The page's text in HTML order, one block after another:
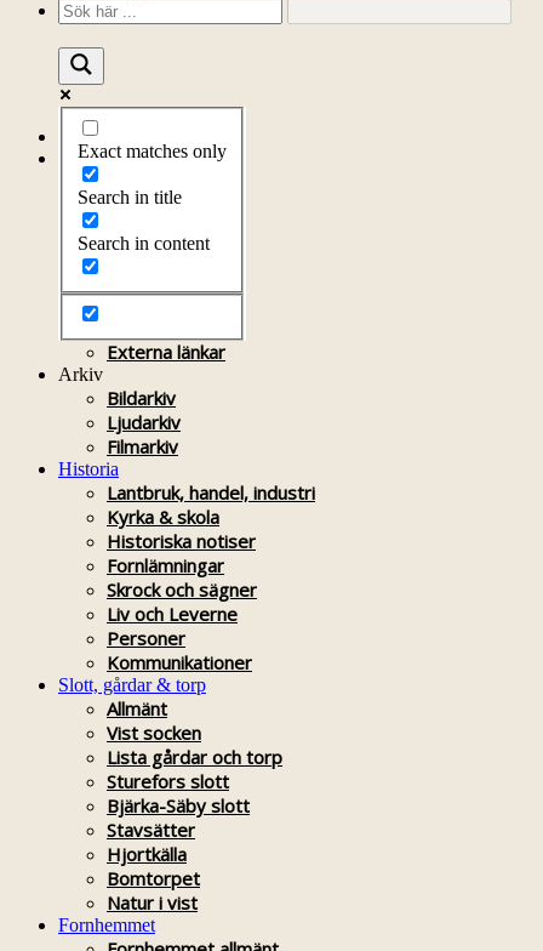
Exact matches only
Search in title
Search in content
Startsida
Om föreningen
Årsprogram
Kontakt
Styrelsen
Litteratur
Externa länkar
Arkiv
Bildarkiv
Ljudarkiv
Filmarkiv
Historia
Lantbruk, handel, industri
Kyrka & skola
Historiska notiser
Fornlämningar
Skrock och sägner
Liv och Leverne
Personer
Kommunikationer
Slott, gårdar & torp
Allmänt
Vist socken
Lista gårdar och torp
Sturefors slott
Bjärka-Säby slott
Stavsätter
Hjortkälla
Bomtorpet
Natur i vist
Fornhemmet